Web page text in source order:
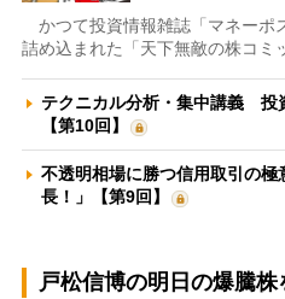
かつて投資情報雑誌「マネーポ
詰め込まれた「天下無敵の株コミ
テクニカル分析・集中講義 投
【第10回】
不透明相場に勝つ信用取引の
長！」【第9回】
戸松信博の明日の爆騰株